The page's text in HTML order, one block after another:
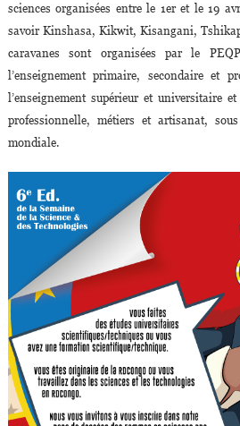
sciences organisées entre le 1er et le 19
savoir Kinshasa, Kikwit, Kisangani,
caravanes sont organisées par le
l’enseignement primaire, secondaire et
l’enseignement supérieur et universitaire
professionnelle, métiers et artisanat,
mondiale.